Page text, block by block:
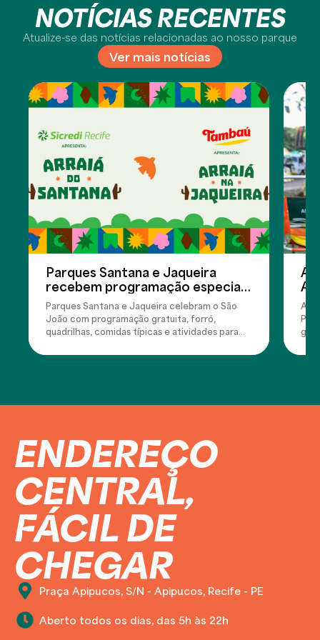
NOTÍCIAS RECENTES
Atualize-se das notícias relacionadas ao nosso parque
Ver mais notícias
Parques Santana e Jaqueira
recebem programação especial
de São João com forró,
quadrilhas e atividades para toda
a família
Parques Santana e Jaqueira celebram o São
João com programação gratuita, forró,
quadrilhas, comidas típicas e atividades para...
ENDEREÇO
CENTRAL,
FÁCIL DE
CHEGAR
Praça Apipucos, S/N - Apipucos, Recife - PE
Aberto todos os dias, das 5h às 22h